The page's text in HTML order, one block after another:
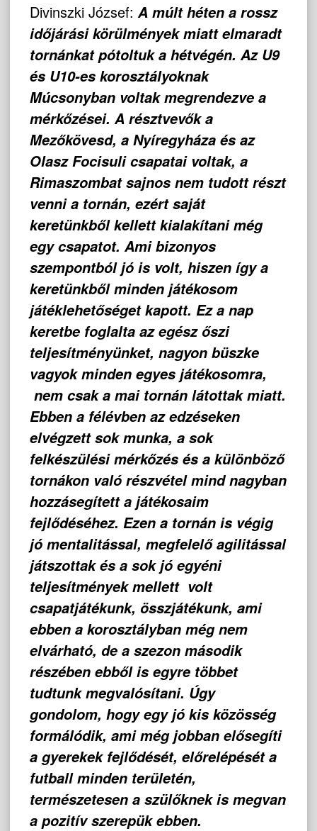
Divinszki József: A múlt héten a rossz
időjárási körülmények miatt elmaradt
tornánkat pótoltuk a hétvégén. Az U9
és U10-es korosztályoknak
Múcsonyban voltak megrendezve a
mérkőzései. A résztvevők a
Mezőkövesd, a Nyíregyháza és az
Olasz Focisuli csapatai voltak, a
Rimaszombat sajnos nem tudott részt
venni a tornán, ezért saját
keretünkből kellett kialakítani még
egy csapatot. Ami bizonyos
szempontból jó is volt, hiszen így a
keretünkből minden játékosom
játéklehetőséget kapott. Ez a nap
keretbe foglalta az egész őszi
teljesítményünket, nagyon büszke
vagyok minden egyes játékosomra,
nem csak a mai tornán látottak miatt.
Ebben a félévben az edzéseken
elvégzett sok munka, a sok
felkészülési mérkőzés és a különböző
tornákon való részvétel mind nagyban
hozzásegített a játékosaim
fejlődéséhez. Ezen a tornán is végig
jó mentalitással, megfelelő agilitással
játszottak és a sok jó egyéni
teljesítmények mellett volt
csapatjátékunk, összjátékunk, ami
ebben a korosztályban még nem
elvárható, de a szezon második
részében ebből is egyre többet
tudtunk megvalósítani. Úgy
gondolom, hogy egy jó kis közösség
formálódik, ami még jobban elősegíti
a gyerekek fejlődését, előrelépését a
futball minden területén,
természetesen a szülőknek is megvan
a pozitív szerepük ebben.